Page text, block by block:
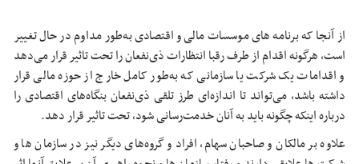
از آنجا که برنامه های موسسات مالی و اقتصادی به‌طور مداوم در حال تغییر
است، هرگونه اقدام از طرف رقبا انتظارات ذی‌نفعان را تحت تاثیر قرار می‌دهد
و اقدامات یک شرکت یا سازمانی که به‌طور کامل خارج از حوزه مالی قرار
داشته باشد، می‌تواند تا اندازه‌ای طرز تلقی ذی‌نفعان بنگاه‌های اقتصادی را
درباره اینکه چگونه باید به آنان خدمت‌رسانی شود، تحت‌ تاثیر قرار دهد.
علاوه بر مالکان و صاحبان سهام، افراد و گروه‌های دیگر نیز در سازمان ها و